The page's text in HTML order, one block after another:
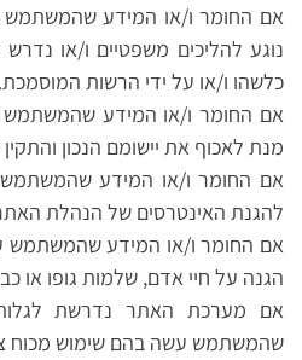
אם החומר ו/או המידע שהמשתמש
נוגע להליכים משפטיים ו/או
כלשהו ו/או על ידי הרשות המוסמכת.
אם החומר ו/או המידע
מנת לאכוף את יישומם הנכון
אם החומר ו/או המידע
להגנת האינטרסים של הנהלת
אם החומר ו/או המידע
הגנה על חיי אדם, שלמות גופו או
אם מערכת האתר נדרשת
שהמשתמש עשה בהם שימוש מכוח צו